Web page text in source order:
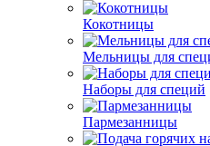
Кокотницы
Мельницы для
Наборы для специй
Пармезанницы